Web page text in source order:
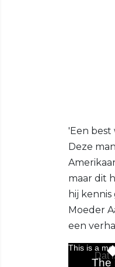
'Een
Deze
maar dit
hij
Moeder
een